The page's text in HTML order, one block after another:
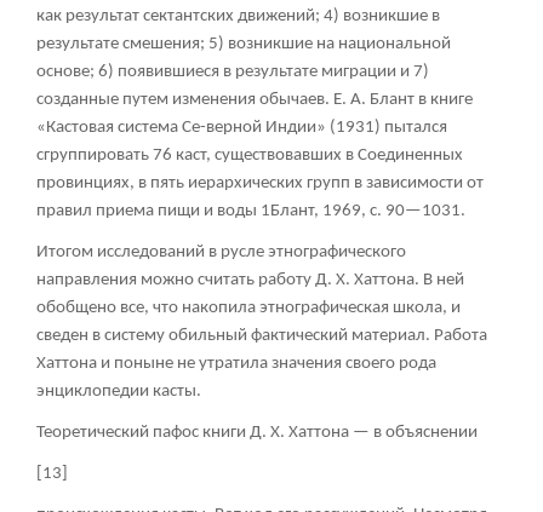
как результат сектантских движений; 4) возникшие в
результате смешения; 5) возникшие на национальной
основе; 6) появившиеся в результате миграции и 7)
созданные путем изменения обычаев. Е. А. Блант в книге
«Кастовая система Се-верной Индии» (1931) пытался
сгруппировать 76 каст, существовавших в Соединенных
провинциях, в пять иерархических групп в зависимости от
правил приема пищи и воды 1Блант, 1969, с. 90—1031.
Итогом исследований в русле этнографического
направления можно считать работу Д. X. Хаттона. В ней
обобщено все, что накопила этнографическая школа, и
сведен в систему обильный фактический материал. Работа
Хаттона и поныне не утратила значения своего рода
энциклопедии касты.
Теоретический пафос книги Д. X. Хаттона — в объяснении
[13]